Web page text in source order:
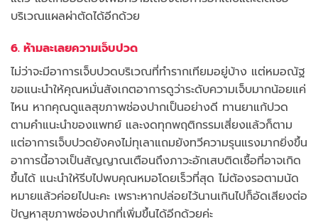
บริเวณแผลผ่าตัดได้อีกด้วย
6. ห้ามละเลยความเจ็บปวด
ไม่ว่าจะมีอาการเจ็บปวดบริเวณที่ทำรากเทียมอยู่บ้าง แต่หมอณัฐ
ขอแนะนำให้คุณหมั่นสังเกตอาการดูว่าระดับความเจ็บมากน้อยแค่
ไหน หากคุณดูแลสุขภาพช่องปากเป็นอย่างดี ทานยาแก้ปวด
ตามคำแนะนำของแพทย์ และงดทุกพฤติกรรมเสี่ยงแล้วก็ตาม
แต่อาการเจ็บปวดยังคงไม่ทุเลาแถมยังทวีความรุนแรงมากยิ่งขึ้น
อาการนี้อาจเป็นสัญญาณเตือนถึงภาวะอักเสบติดเชื้อที่อาจเกิด
ขึ้นได้ แนะนำให้รีบไปพบคุณหมอโดยเร็วที่สุด ไม่ต้องรอตามนัด
หมายแล้วค่อยไปนะคะ เพราะหากปล่อยไว้นานเกินไปก็อัดเสียงต่อ
ปัญหาสุขภาพช่องปากที่เพิ่มขึ้นได้อีกด้วยค่ะ